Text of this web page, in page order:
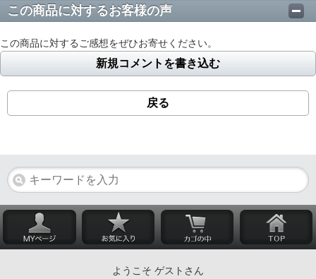
この商品に対するお客様の声
この商品に対するご感想をぜひお寄せください。
新規コメントを書き込む
戻る
ようこそ ゲストさん